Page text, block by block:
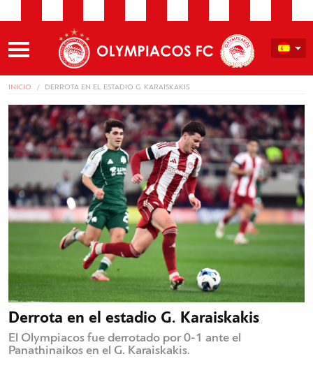
INICIO DERROTA EN EL ESTADIO G. KARAISKAKIS
Derrota en el estadio G. Karaiskakis
El Olympiacos fue derrotado por 0-1 ante el
Panathinaikos en el G. Karaiskakis.